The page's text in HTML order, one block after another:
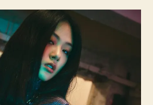
d
e
c
S
w
e
e
H
o